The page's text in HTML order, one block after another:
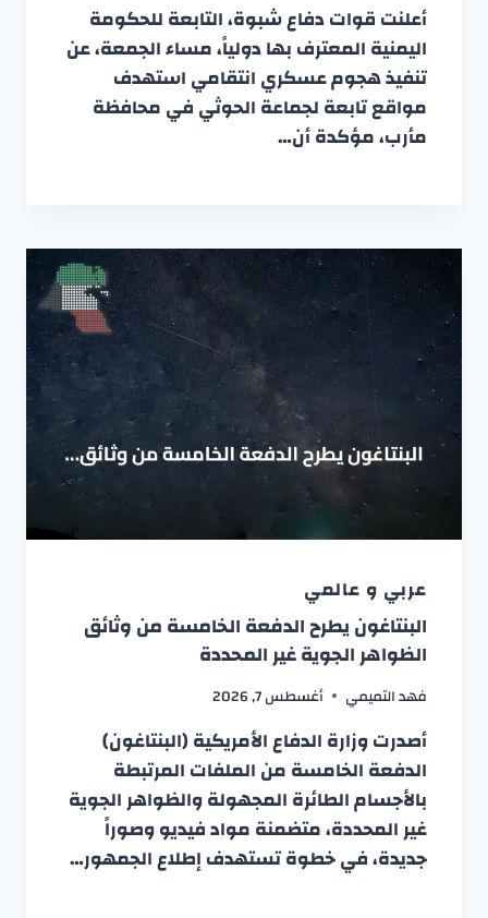
أعلنت قوات دفاع شبوة، التابعة للحكومة
اليمنية المعترف بها دولياً، مساء الجمعة، عن
تنفيذ هجوم عسكري انتقامي استهدف
مواقع تابعة لجماعة الحوثي في محافظة
مأرب، مؤكدة أن…
عربي و عالمي
البنتاغون يطرح الدفعة الخامسة من وثائق
الظواهر الجوية غير المحددة
فهد التميمي أغسطس 7, 2026
أصدرت وزارة الدفاع الأمريكية (البنتاغون)
الدفعة الخامسة من الملفات المرتبطة
بالأجسام الطائرة المجهولة والظواهر الجوية
غير المحددة، متضمنة مواد فيديو وصوراً
جديدة، في خطوة تستهدف إطلاع الجمهور…